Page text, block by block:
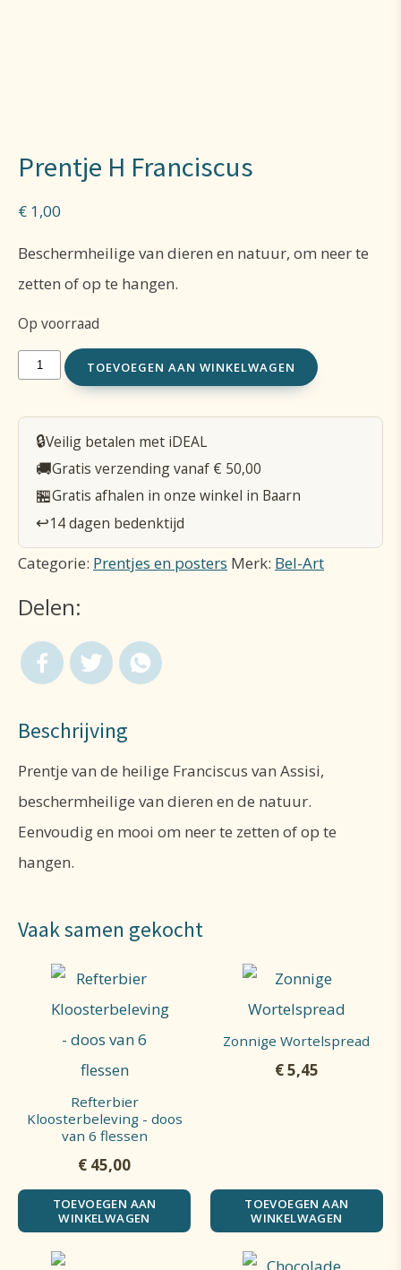
Prentje H Franciscus
€ 1,00
Beschermheilige van dieren en natuur, om neer te
zetten of op te hangen.
Op voorraad
Prentje
Franciscus
aantal
TOEVOEGEN AAN WINKELWAGEN
🔒Veilig betalen met iDEAL
🚚Gratis verzending vanaf € 50,00
🏪Gratis afhalen in onze winkel in Baarn
↩️14 dagen bedenktijd
Categorie: Prentjes en posters Merk: Bel-Art
Delen:
Beschrijving
Prentje van de heilige Franciscus van Assisi,
beschermheilige van dieren en de natuur.
Eenvoudig en mooi om neer te zetten of op te
hangen.
Vaak samen gekocht
Refterbier
Kloosterbeleving - doos
van 6 flessen
€ 45,00
TOEVOEGEN AAN
WINKELWAGEN
Zonnige Wortelspread
€5,45
TOEVOEGEN AAN
WINKELWAGEN